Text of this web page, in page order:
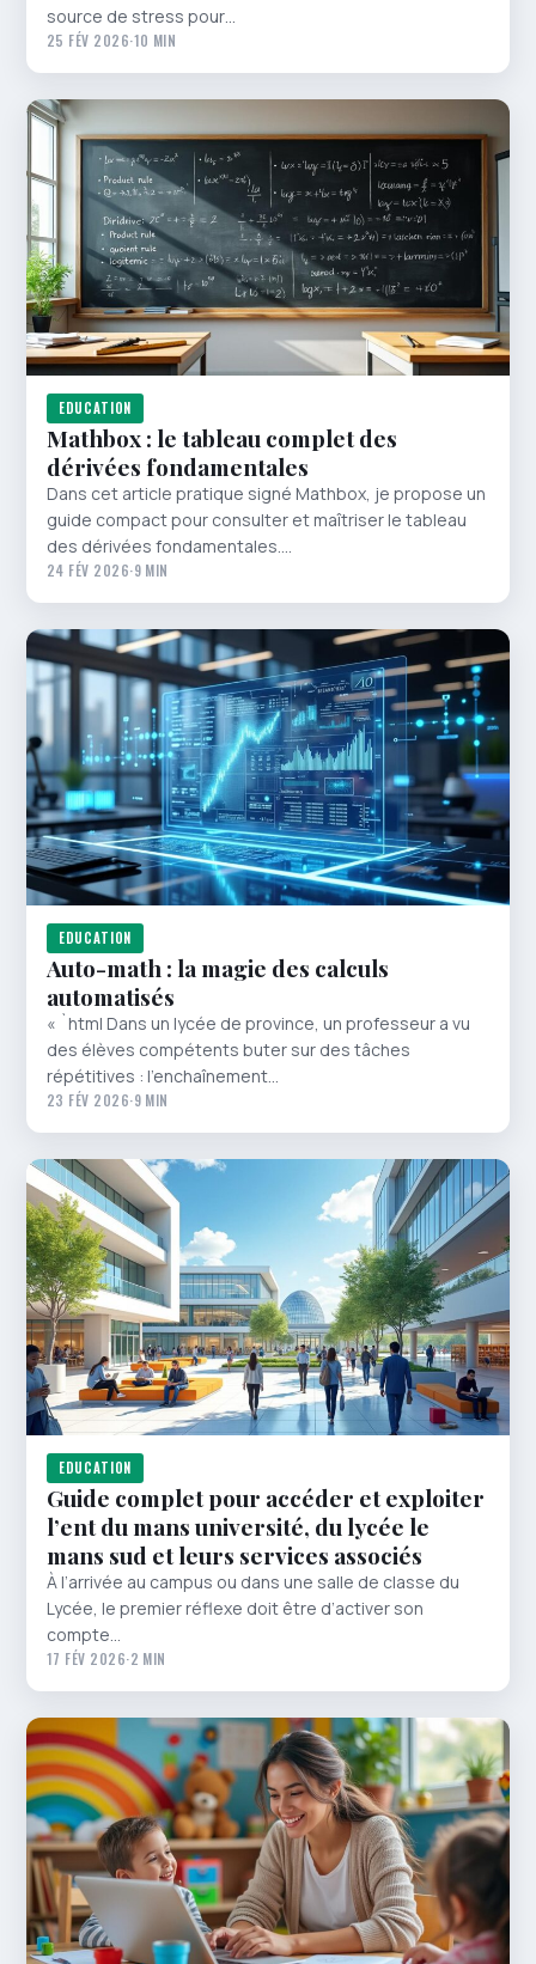
source de stress pour…
25 FÉV 2026·10 MIN
EDUCATION
Mathbox : le tableau complet des
dérivées fondamentales
Dans cet article pratique signé Mathbox, je propose un
guide compact pour consulter et maîtriser le tableau
des dérivées fondamentales.…
24 FÉV 2026·9 MIN
EDUCATION
Auto-math : la magie des calculs
automatisés
« `html Dans un lycée de province, un professeur a vu
des élèves compétents buter sur des tâches
répétitives : l’enchaînement…
23 FÉV 2026·9 MIN
EDUCATION
Guide complet pour accéder et exploiter
l’ent du mans université, du lycée le
mans sud et leurs services associés
À l’arrivée au campus ou dans une salle de classe du
Lycée, le premier réflexe doit être d’activer son
compte…
17 FÉV 2026·2 MIN